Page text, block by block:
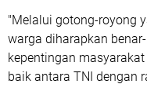
"Melalui gotong-royong
warga diharapkan
kepentingan
baik antara TNI dengan